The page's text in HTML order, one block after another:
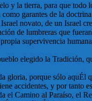
y la tierra, para que
garantes de la
novato, de un Israel
de lumbreras que
supervivencia
elegido la Tradición,
gloria, porque sólo
accidentes, y por
el Camino al Paraíso, el